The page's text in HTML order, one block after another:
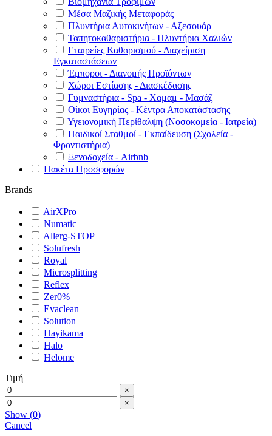
Μέσα Μαζικής Μεταφοράς
Πλυντήρια Αυτοκινήτων - Αξεσουάρ
Ταπητοκαθαριστήρια - Πλυντήρια Χαλιών
Εταιρείες Καθαρισμού - Διαχείριση
Εγκαταστάσεων
Έμποροι - Διανομής Προϊόντων
Χώροι Εστίασης - Διασκέδασης
Γυμναστήρια - Spa - Χαμαμ - Μασάζ
Οίκοι Ευγηρίας - Κέντρα Αποκατάστασης
Υγειονομική Περίθαλψη (Νοσοκομεία - Ιατρεία)
Παιδικοί Σταθμοί - Εκπαίδευση (Σχολεία -
Φροντιστήρια)
Ξενοδοχεία - Airbnb
Πακέτα Προσφορών
Brands
AirXPro
Numatic
Allerg-STOP
Solufresh
Royal
Microsplitting
Reflex
Zer0%
Evaclean
Solution
Hayikama
Halo
Helome
Τιμή
×
×
Show (0)
Cancel